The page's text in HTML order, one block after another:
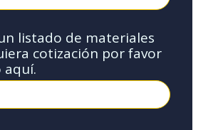
listado de materiales
cotización por favor
aquí.